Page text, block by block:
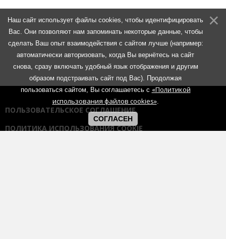
ПОЛЬЗОВАТЕЛЬСКОЕ СОГЛАШЕНИЕ
ПОЛИТИКА ИСПОЛЬЗОВАНИЯ COOKIE
Наш сайт использует файлы cookies, чтобы идентифицировать
Вас. Они позволяют нам запоминать некоторые данные, чтобы
сделать Ваш опыт взаимодействия с сайтом лучше (например:
автоматически авторизовать, когда Вы вернётесь на сайт
снова, сразу включать удобный язык отображения и другим
образом подстраивать сайт под Вас). Продолжая
пользоваться сайтом, Вы соглашаетесь с «Политикой
использования файлов cookies».
СОГЛАСЕН